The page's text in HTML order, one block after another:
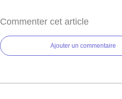
Commenter cet article
Ajouter un commentaire